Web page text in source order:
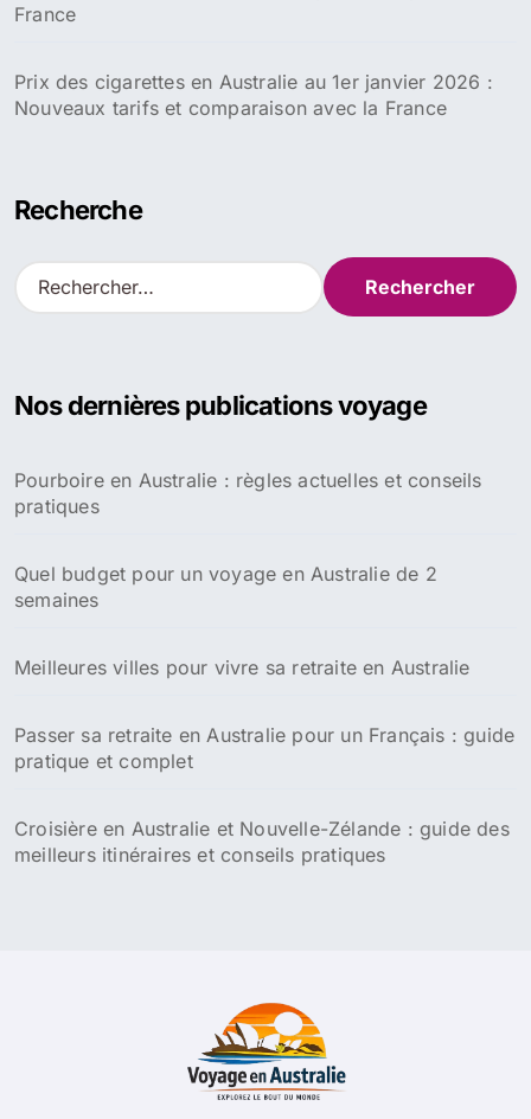
France
Prix des cigarettes en Australie au 1er janvier 2026 :
Nouveaux tarifs et comparaison avec la France
Recherche
R
e
r
e
r
Nos dernières publications voyage
Pourboire en Australie : règles actuelles et conseils
pratiques
Quel budget pour un voyage en Australie de 2
semaines
Meilleures villes pour vivre sa retraite en Australie
Passer sa retraite en Australie pour un Français : guide
pratique et complet
Croisière en Australie et Nouvelle-Zélande : guide des
meilleurs itinéraires et conseils pratiques